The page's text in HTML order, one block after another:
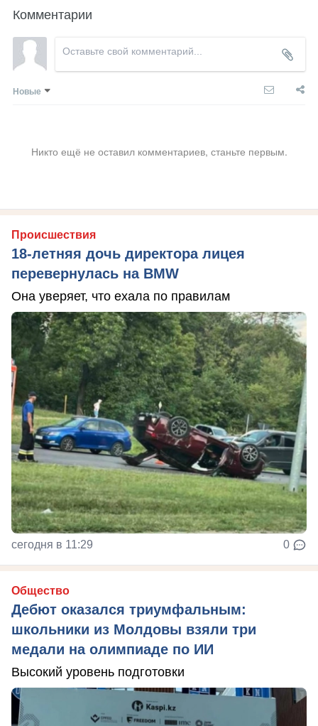
Комментарии
Новые
Никто ещё не оставил комментариев, станьте первым.
Происшествия
18-летняя дочь директора лицея
перевернулась на BMW
Она уверяет, что ехала по правилам
сегодня в 11:29 0
Общество
Дебют оказался триумфальным:
школьники из Молдовы взяли три
медали на олимпиаде по ИИ
Высокий уровень подготовки